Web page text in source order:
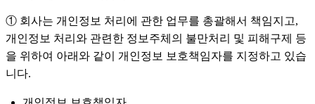
① 회사는 개인정보 처리에 관한 업무를 총괄해서 책임지고,
개인정보 처리와 관련한 정보주체의 불만처리 및 피해구제 등
을 위하여 아래와 같이 개인정보 보호책임자를 지정하고 있습
니다.